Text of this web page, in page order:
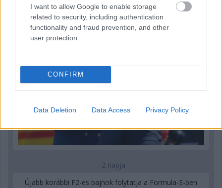
I want to allow Google to enable storage
related to security, including authentication
functionality and fraud prevention, and other
user protection.
CONFIRM
Data Deletion Data Access Privacy Policy
szerint
2 napja
Újabb korábbi F2-es bajnok folytatja a Formula-E-ben